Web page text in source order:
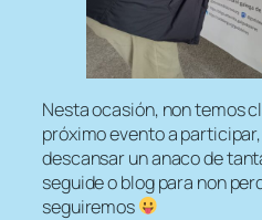
Nesta ocasión, non temos
próximo evento a
descansar un anaco de
seguide o blog para non
seguiremos